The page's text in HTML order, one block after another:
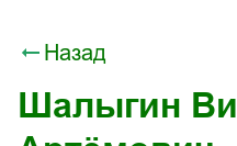
Назад
Шалыгин